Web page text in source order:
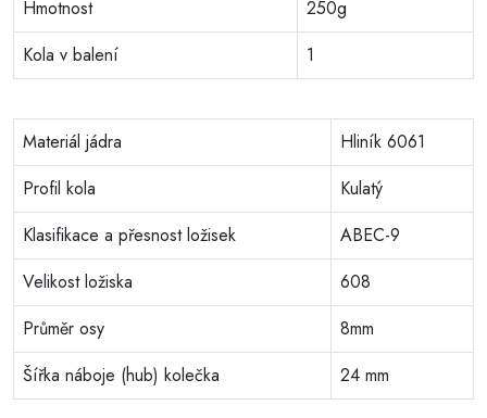
Hmotnost
250g
Kola v balení
1
Materiál jádra
Hliník 6061
Profil kola
Kulatý
Klasifikace a přesnost ložisek
ABEC-9
Velikost ložiska
608
Průměr osy
8mm
Šířka náboje (hub) kolečka
24 mm